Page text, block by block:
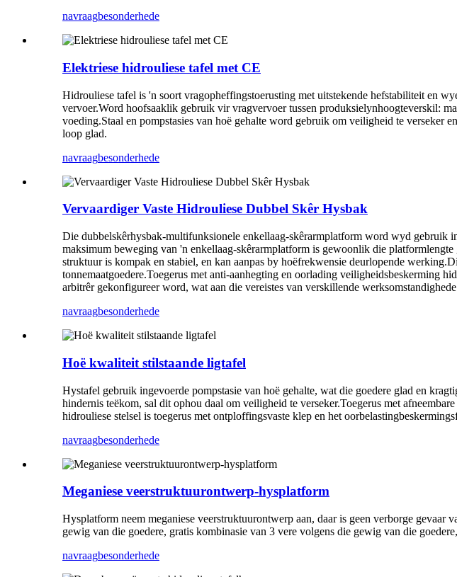
navraagbesonderhede
Elektriese hidrouliese tafel met CE
Hidrouliese tafel is 'n soort vragopheffingstoerusting met uitstekende hefstabiliteit en
vervoer.Word hoofsaaklik gebruik vir vragvervoer tussen produksielynhoogteverskil:
voeding.Staal en pompstasies van hoë gehalte word gebruik om veiligheid te
loop glad.
navraagbesonderhede
Vervaardiger Vaste Hidrouliese Dubbel Skêr Hysbak
Die dubbelskêrhysbak-multifunksionele enkellaag-skêrarmplatform word wyd
maksimum beweging van 'n enkellaag-skêrarmplatform is gewoonlik die
struktuur is kompak en stabiel, en kan aanpas by hoëfrekwensie deurlopende
tonnemaatgoedere.Toegerus met anti-aanhegting en oorlading veiligheidsbeskerming
arbitrêr gekonfigureer word, wat aan die vereistes van verskillende
navraagbesonderhede
Hoë kwaliteit stilstaande ligtafel
Hystafel gebruik ingevoerde pompstasie van hoë gehalte, wat die goedere glad en
hindernis teëkom, sal dit ophou daal om veiligheid te verseker.Toegerus met
hidrouliese stelsel is toegerus met ontploffingsvaste klep en het
navraagbesonderhede
Meganiese veerstruktuurontwerp-hysplatform
Hysplatform neem meganiese veerstruktuurontwerp aan, daar is geen verborge
gewig van die goedere, gratis kombinasie van 3 vere volgens die gewig van die
navraagbesonderhede